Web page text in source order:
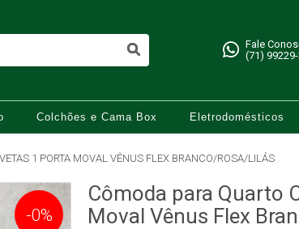
Fale
(71)
Colchões e Cama Box Eletrodomésticos
1 PORTA MOVAL VÊNUS FLEX BRANCO/ROSA/LILÁS
-0%
Cômoda para Quarto
Moval Vênus Flex